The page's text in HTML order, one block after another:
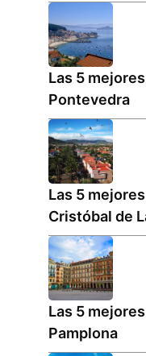
Las 5
Pontevedra
Las 5
Cristóbal de
Las 5
Pamplona